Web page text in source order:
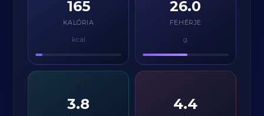
165
KALÓRIA
kcal
26.0
FEHÉRJE
g
⚡
3.8 4.4